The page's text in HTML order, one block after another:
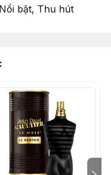
bật, Thu hút